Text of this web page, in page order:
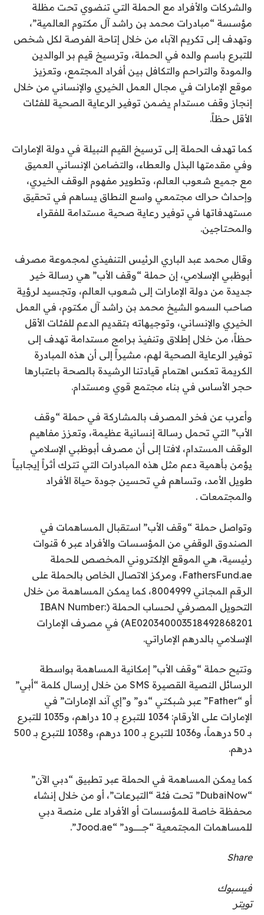
والشركات والأفراد مع الحملة التي تنضوي تحت مظلة
مؤسسة “مبادرات محمد بن راشد آل مكتوم العالمية”،
وتهدف إلى تكريم الآباء من خلال إتاحة الفرصة لكل شخص
للتبرع باسم والده في الحملة، وترسيخ قيم بر الوالدين
والمودة والتراحم والتكافل بين أفراد المجتمع، وتعزيز
موقع الإمارات في مجال العمل الخيري والإنساني من خلال
إنجاز وقف مستدام يضمن توفير الرعاية الصحية للفئات
الأقل حظاً.
كما تهدف الحملة إلى ترسيخ القيم النبيلة في دولة الإمارات
وفي مقدمتها البذل والعطاء، والتضامن الإنساني العميق
مع جميع شعوب العالم، وتطوير مفهوم الوقف الخيري،
وإحداث حراك مجتمعي واسع النطاق يساهم في تحقيق
مستهدفاتها في توفير رعاية صحية مستدامة للفقراء
والمحتاجين.
وقال محمد عبد الباري الرئيس التنفيذي لمجموعة مصرف
أبوظبي الإسلامي، إن حملة “وقف الأب” هي رسالة خير
جديدة من دولة الإمارات إلى شعوب العالم، وتجسيد لرؤية
صاحب السمو الشيخ محمد بن راشد آل مكتوم، في العمل
الخيري والإنساني، وتوجيهاته بتقديم الدعم للفئات الأقل
حظاً، من خلال إطلاق وتنفيذ برامج مستدامة تهدف إلى
توفير الرعاية الصحية لهم، مشيراً إلى أن هذه المبادرة
الكريمة تعكس اهتمام قيادتنا الرشيدة بالصحة باعتبارها
حجر الأساس في بناء مجتمع قوي ومستدام.
وأعرب عن فخر المصرف بالمشاركة في حملة “وقف
الأب” التي تحمل رسالة إنسانية عظيمة، وتعزز مفاهيم
الوقف المستدام، لافتا إلى أن مصرف أبوظبي الإسلامي
يؤمن بأهمية دعم مثل هذه المبادرات التي تترك أثراً إيجابياً
طويل الأمد، وتساهم في تحسين جودة حياة الأفراد
والمجتمعات .
وتواصل حملة “وقف الأب” استقبال المساهمات في
الصندوق الوقفي من المؤسسات والأفراد عبر 6 قنوات
رئيسية، هي الموقع الإلكتروني المخصص للحملة
FathersFund.ae، ومركز الاتصال الخاص بالحملة على
الرقم المجاني 8004999، كما يمكن المساهمة من خلال
التحويل المصرفي لحساب الحملة (IBAN Number:
AE020340003518492868201) في مصرف الإمارات
الإسلامي بالدرهم الإماراتي.
وتتيح حملة “وقف الأب” إمكانية المساهمة بواسطة
الرسائل النصية القصيرة SMS من خلال إرسال كلمة “أبي”
أو “Father” عبر شبكتي “دو” و”إي آند الإمارات” في
الإمارات على الأرقام: 1034 للتبرع بـ 10 دراهم، و1035 للتبرع
بـ 50 درهماً، و1036 للتبرع بـ 100 درهم، و1038 للتبرع بـ 500
درهم.
كما يمكن المساهمة في الحملة عبر تطبيق “دبي الآن”
“DubaiNow” تحت فئة “التبرعات”، أو من خلال إنشاء
محفظة خاصة للمؤسسات أو الأفراد على منصة دبي
للمساهمات المجتمعية “جـــــــود” “Jood.ae”.
Share
فيسبوك
تويتر